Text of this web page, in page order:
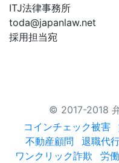
ITJ法律事務所
toda@japanlaw.net
採用担当宛
© 2017-2018
コインチェック被害
不動産顧問
退職代
ワンクリック詐欺
労